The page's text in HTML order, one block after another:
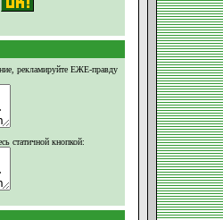
рекламируйте ЕЖЕ-правду
статичной кнопкой: